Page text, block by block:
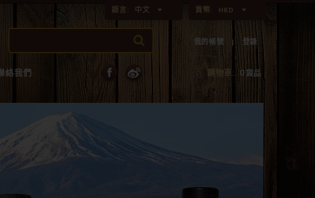
貨幣: HKD
語言: 中文
絡我們 購物車: 0貨品
我的帳號 登錄